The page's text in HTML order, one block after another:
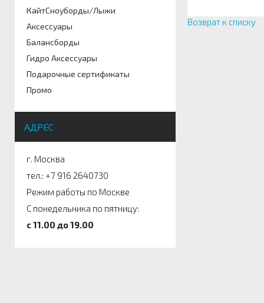
КайтСноуборды/Лыжи
Аксессуары
Балансборды
Гидро Аксессуары
Подарочные сертификаты
Промо
АДРЕС
г. Москва
тел.: +7 916 2640730
Режим работы по Москве
С понедельника по пятницу:
c 11.00 до 19.00
Возврат к списку